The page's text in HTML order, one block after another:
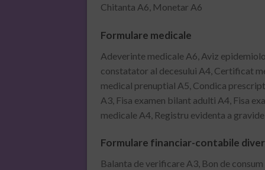
Chitanta A6, Monetar A6
Formulare medicale
Adeverinte medicale A6, Aviz
constatator al decesului A4, Certificat
medical prenuptial A5, Condica
A3, Fisa examen bilant adulti A4, Fisa
medicale A4, Registru evidenta a
Formulare financiar-contabile
Balanta de verificare A3, Bon de